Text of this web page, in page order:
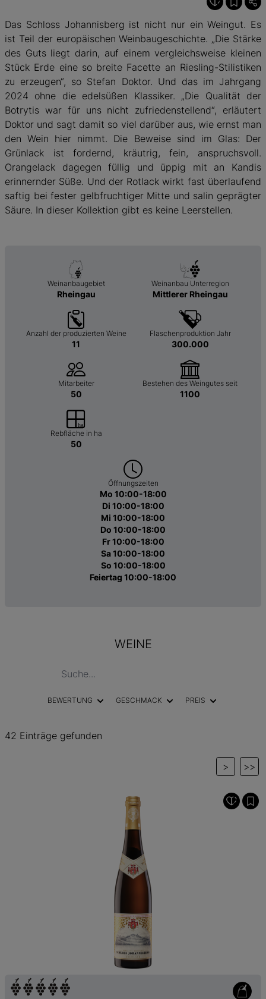
Das Schloss Johannisberg ist nicht nur ein Weingut. Es
ist Teil der europäischen Weinbaugeschichte. „Die Stärke
des Guts liegt darin, auf einem vergleichsweise kleinen
Stück Erde eine so breite Facette an Riesling-Stilistiken
zu erzeugen“, so Stefan Doktor. Und das im Jahrgang
2024 ohne die edelsüßen Klassiker. „Die Qualität der
Botrytis war für uns nicht zufriedenstellend“, erläutert
Doktor und sagt damit so viel darüber aus, wie ernst man
den Wein hier nimmt. Die Beweise sind im Glas: Der
Grünlack ist fordernd, kräutrig, fein, anspruchsvoll.
Orangelack dagegen füllig und üppig mit an Kandis
erinnernder Süße. Und der Rotlack wirkt fast überlaufend
saftig bei fester gelbfruchtiger Mitte und salin geprägter
Säure. In dieser Kollektion gibt es keine Leerstellen.
Weinanbaugebiet
Rheingau
Weinanbau Unterregion
Mittlerer Rheingau
Anzahl der produzierten Weine
11
Flaschenproduktion Jahr
300.000
Mitarbeiter
50
Bestehen des Weingutes seit
1100
Rebfläche in ha
50
Öffnungszeiten
Mo 10:00-18:00
Di 10:00-18:00
Mi 10:00-18:00
Do 10:00-18:00
Fr 10:00-18:00
Sa 10:00-18:00
So 10:00-18:00
Feiertag 10:00-18:00
WEINE
BEWERTUNG GESCHMACK PREIS
42 Einträge gefunden
> >>